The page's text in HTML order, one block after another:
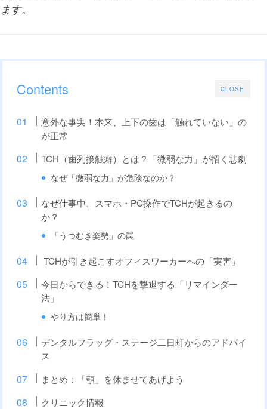
ます。
CLOSE
Contents
意外な事実！本来、上下の歯は「触れていない」の
が正常
TCH（歯列接触癖）とは？「微弱な力」が招く悲劇
なぜ「微弱な力」が危険なのか？
なぜ仕事中、スマホ・PC操作でTCHが起きるの
か？
「うつむき姿勢」の罠
TCHが引き起こすオフィスワーカーへの「実害」
今日からできる！TCHを撃退する「リマインダー
法」
やり方は簡単！
デンタルフラッグ・ステージ二日町からのアドバイ
ス
まとめ：「顎」を休ませてあげよう
クリニック情報